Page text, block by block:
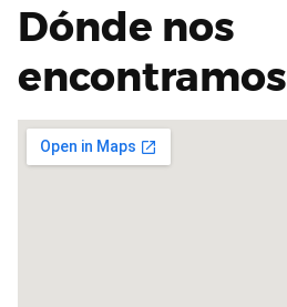
Dónde nos
encontramos